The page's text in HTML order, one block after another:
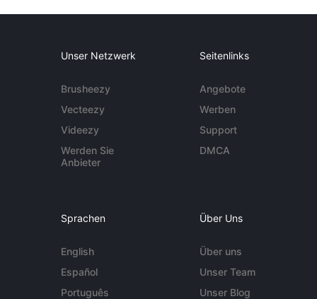
Unser Netzwerk
Brusheezy
Vecteezy
Videezy
Werden Sie
Anbieter
Seitenlinks
Angebote
Werben
Support
DMCA
Sprachen
English
Español
Português
Über Uns
Über uns
Unser Team
Unser Blog